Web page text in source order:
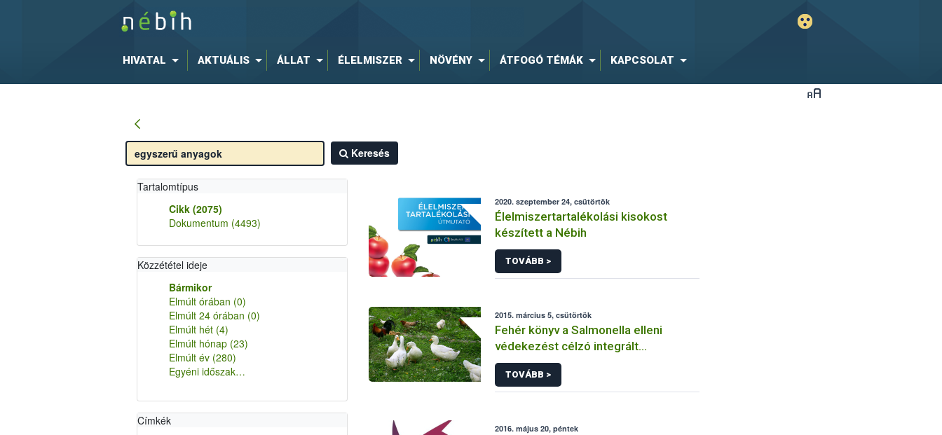
HIVATAL AKTUÁLIS ÁLLAT ÉLELMISZER NÖVÉNY ÁTFOGÓ TÉMÁK KAPCSOLAT
Keresés
Tartalomtípus
Cikk (2075)
Dokumentum (4493)
Közzététel ideje
Bármikor
Elmúlt órában (0)
Elmúlt 24 órában (0)
Elmúlt hét (4)
Elmúlt hónap (23)
Elmúlt év (280)
Egyéni időszak…
Címkék
2020. szeptember 24, csütörtök
Élelmiszertartalékolási kisokost
készített a Nébih
TOVÁBB >
2015. március 5, csütörtök
Fehér könyv a Salmonella elleni
védekezést célzó integrált
minőségszabályozási rendszerhez
TOVÁBB >
2016. május 20, péntek